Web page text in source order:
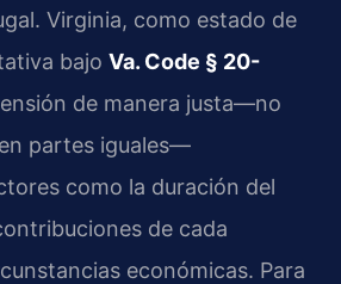
Virginia, como estado de
bajo Va. Code § 20-
de manera justa—no
partes iguales—
como la duración del
de cada
económicas. Para